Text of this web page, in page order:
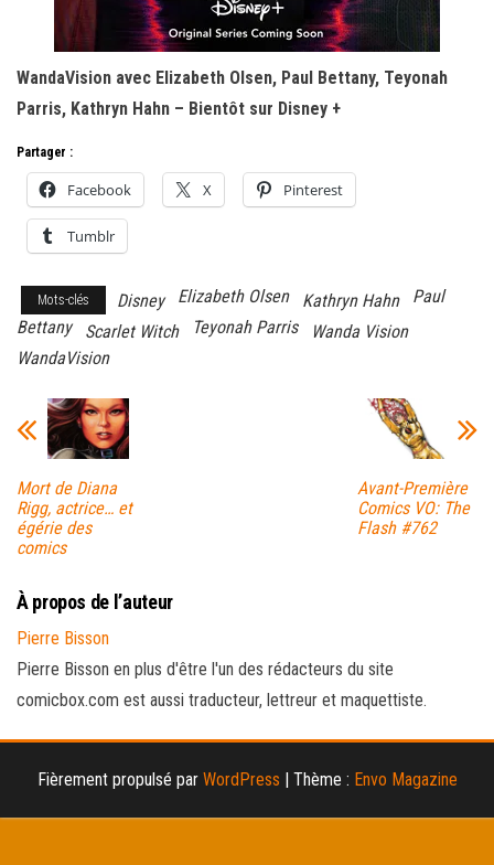
WandaVision avec Elizabeth Olsen, Paul Bettany, Teyonah
Parris, Kathryn Hahn – Bientôt sur Disney +
Partager :
Facebook X Pinterest
Tumblr
Mots-clés Disney Elizabeth Olsen Kathryn Hahn
Paul
Bettany
Scarlet Witch Teyonah Parris
Wanda Vision
WandaVision
Mort de Diana
Rigg, actrice… et
égérie des
comics
Avant-Première
Comics VO: The
Flash #762
À propos de l’auteur
Pierre Bisson
Pierre Bisson en plus d'être l'un des rédacteurs du site
comicbox.com est aussi traducteur, lettreur et maquettiste.
Fièrement propulsé par WordPress Thème : Envo Magazine